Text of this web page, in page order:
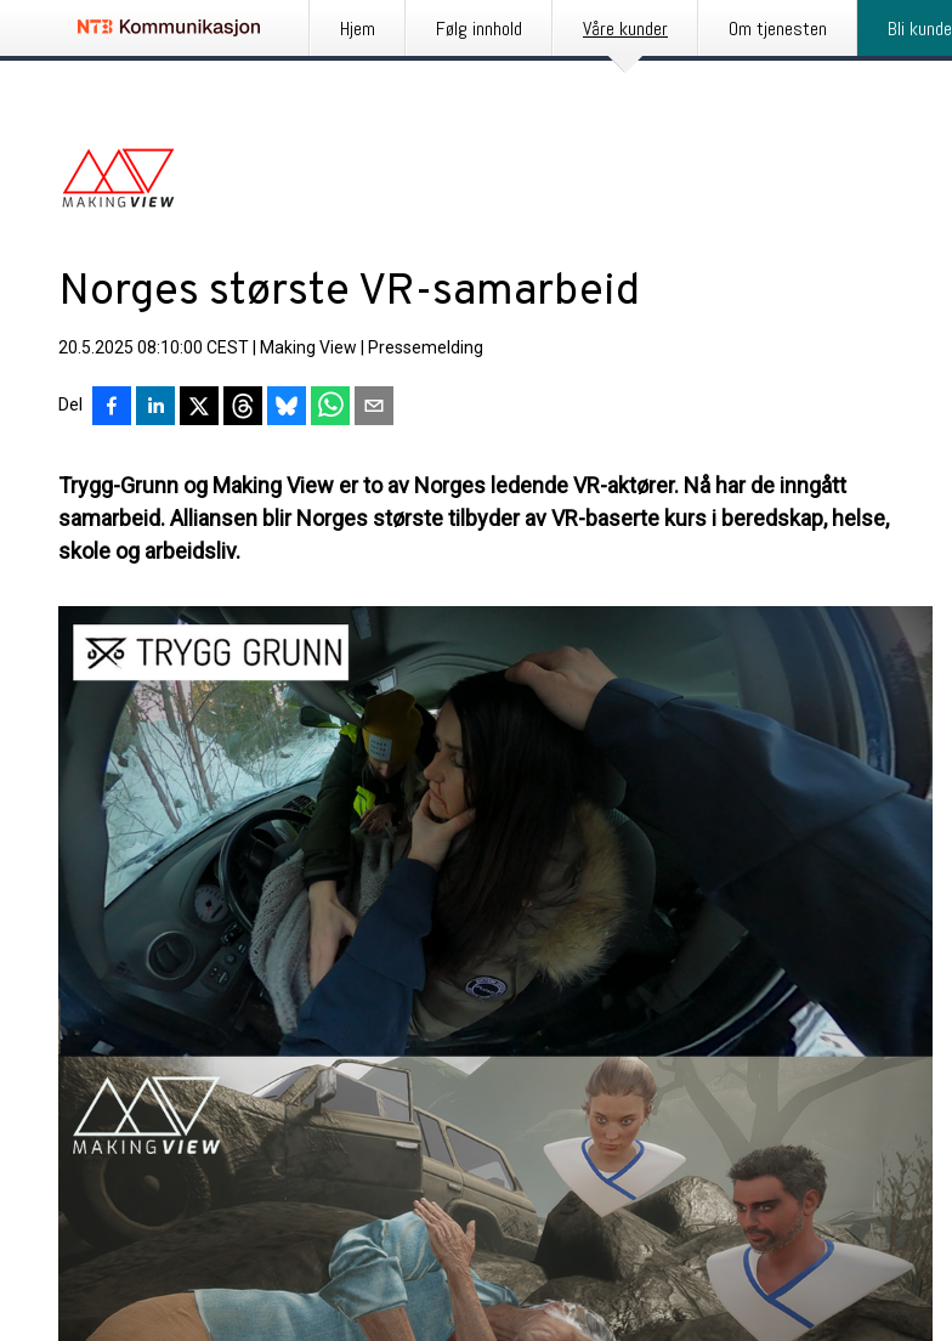
Hjem Følg innhold Våre kunder Om tjenesten Bli kunde
Norges største VR-samarbeid
20.5.2025 08:10:00 CEST Making View Pressemelding
Del
Trygg-Grunn og Making View er to av Norges ledende VR-aktører. Nå har de inngått
samarbeid. Alliansen blir Norges største tilbyder av VR-baserte kurs i beredskap, helse,
skole og arbeidsliv.